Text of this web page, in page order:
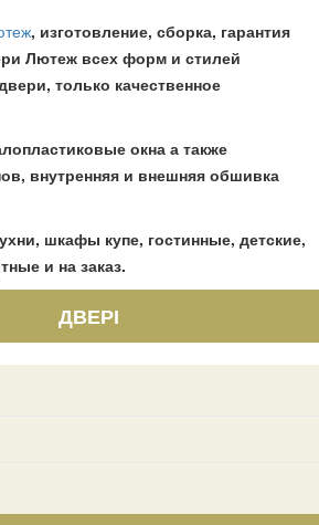
, изготовление, сборка, гарантия
Лютеж всех форм и стилей
только качественное
окна а также
внутренняя и внешняя обшивка
шкафы купе, гостинные, детские,
и на заказ.
ДВЕРІ